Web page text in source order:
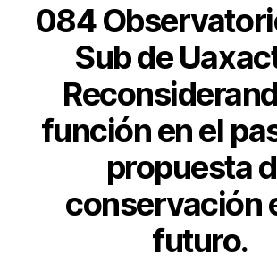
084
Sub de
función en el
propuesta
conservación
futuro.